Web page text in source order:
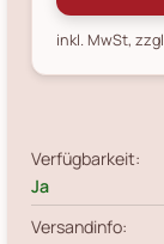
inkl. MwSt,
Verfügbarkeit:
Ja
Versandinfo: